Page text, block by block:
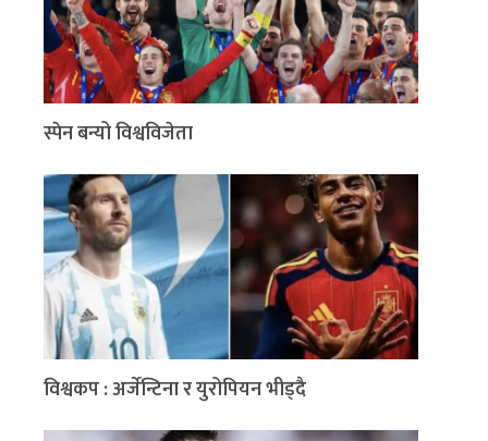
स्पेन बन्यो विश्वविजेता
विश्वकप : अर्जेन्टिना र युरोपियन भीड्दै